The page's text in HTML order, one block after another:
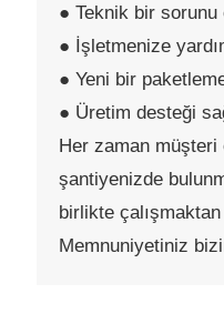
● Teknik bir sorunu
● İşletmenize
● Yeni bir
● Üretim desteği
Her zaman müşteri
şantiyenizde
birlikte
Memnuniyetiniz